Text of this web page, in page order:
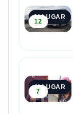
3º LUGAR
12
4º LUGAR
7